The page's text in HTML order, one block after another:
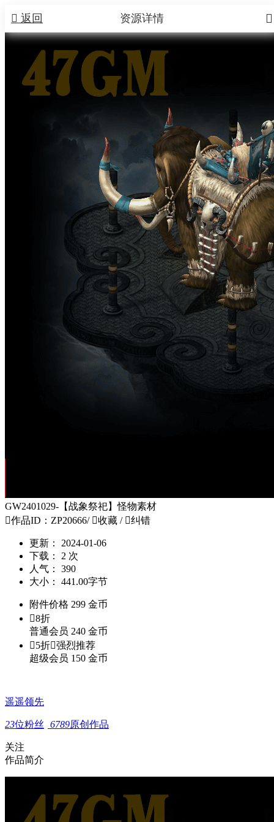
 返回 
资源详情
GW2401029-【战象祭祀】怪物素材
作品ID：ZP20666/ 收藏 / 纠错
更新：
2024-01-06
下载：
2 次
人气：
390
大小：
441.00字节
附件价格 299 金币
8折
普通会员 240 金币
5折强烈推荐
超级会员 150 金币
遥遥领先
23位粉丝 6789原创作品
关注
作品简介